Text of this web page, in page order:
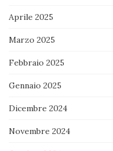
Aprile 2025
Marzo 2025
Febbraio 2025
Gennaio 2025
Dicembre 2024
Novembre 2024